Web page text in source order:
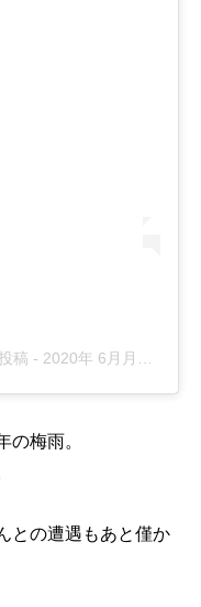
稿 - 2020年 6月月12日午前2時34分PDT
梅雨。
との遭遇もあと僅か